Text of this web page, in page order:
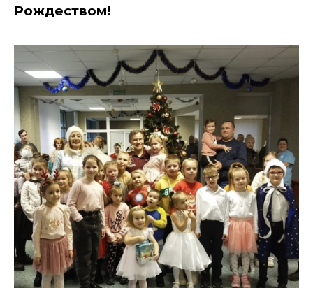
Рождеством!